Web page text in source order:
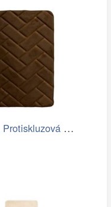
BO-MA, Protiskluzová koupelnová…